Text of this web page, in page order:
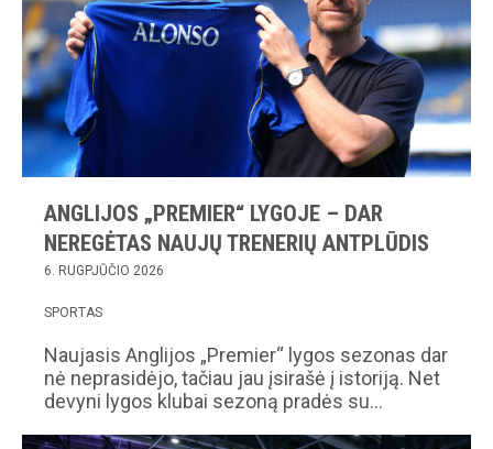
ANGLIJOS „PREMIER“ LYGOJE – DAR
NEREGĖTAS NAUJŲ TRENERIŲ ANTPLŪDIS
6. RUGPJŪČIO 2026
SPORTAS
Naujasis Anglijos „Premier“ lygos sezonas dar
nė neprasidėjo, tačiau jau įsirašė į istoriją. Net
devyni lygos klubai sezoną pradės su…